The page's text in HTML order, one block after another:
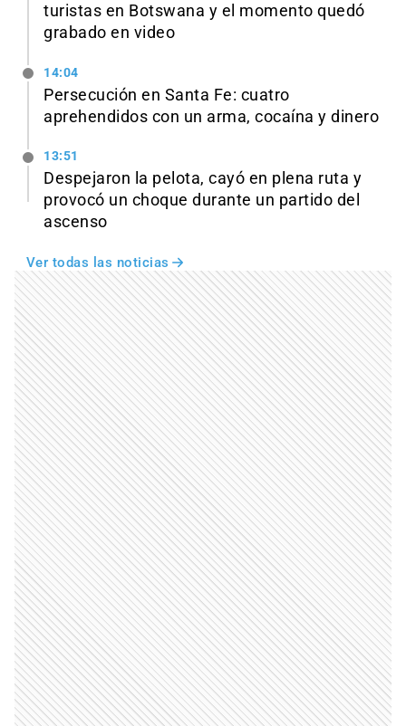
turistas en Botswana y el momento quedó
grabado en video
14:04
Persecución en Santa Fe: cuatro
aprehendidos con un arma, cocaína y dinero
13:51
Despejaron la pelota, cayó en plena ruta y
provocó un choque durante un partido del
ascenso
Ver todas las noticias